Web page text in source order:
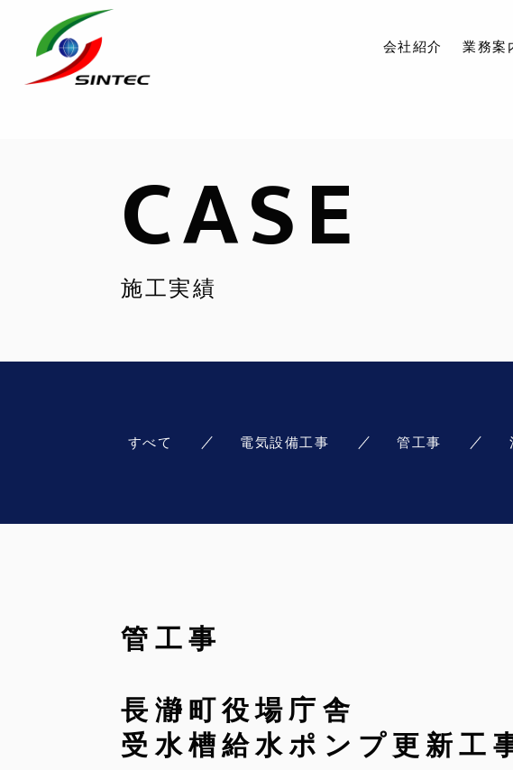
会社紹介 業務案
CASE
施工実績
すべて 電気設備工事 管工事
管工事
長瀞町役場庁舎
受水槽給水ポンプ更新工